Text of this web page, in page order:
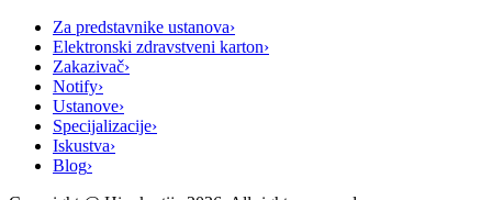
Za predstavnike ustanova›
Elektronski zdravstveni karton›
Zakazivač›
Notify›
Ustanove›
Specijalizacije›
Iskustva›
Blog›